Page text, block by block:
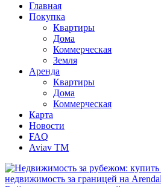
Главная
Покупка
Квартиры
Дома
Коммерческая
Земля
Аренда
Квартиры
Дома
Коммерческая
Карта
Новости
FAQ
Aviav TM